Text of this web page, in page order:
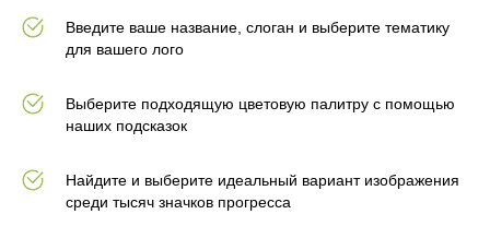
Введите ваше название, слоган и выберите тематику
для вашего лого
Выберите подходящую цветовую палитру с помощью
наших подсказок
Найдите и выберите идеальный вариант изображения
среди тысяч значков прогресса